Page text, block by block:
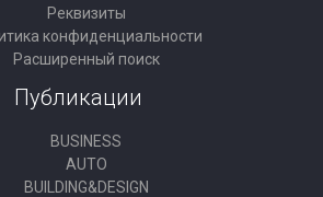
Реквизиты
конфиденциальности
Расширенный поиск
Публикации
BUSINESS
AUTO
BUILDING&DESIGN